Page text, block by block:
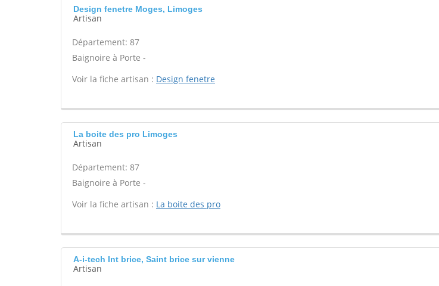
Design fenetre Moges, Limoges
Artisan
Département: 87
Baignoire à Porte -
Voir la fiche artisan : Design fenetre
La boite des pro Limoges
Artisan
Département: 87
Baignoire à Porte -
Voir la fiche artisan : La boite des pro
A-i-tech Int brice, Saint brice sur vienne
Artisan